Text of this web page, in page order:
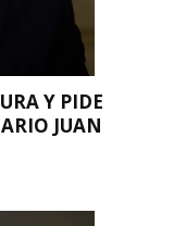
Y PIDE
JUAN